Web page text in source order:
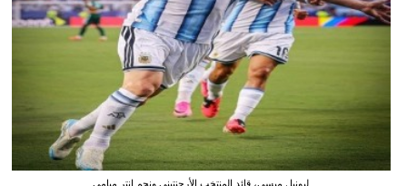
ليونيل ميسي، قائد المنتخب الأرجنتيني ونجم انتر ميامي